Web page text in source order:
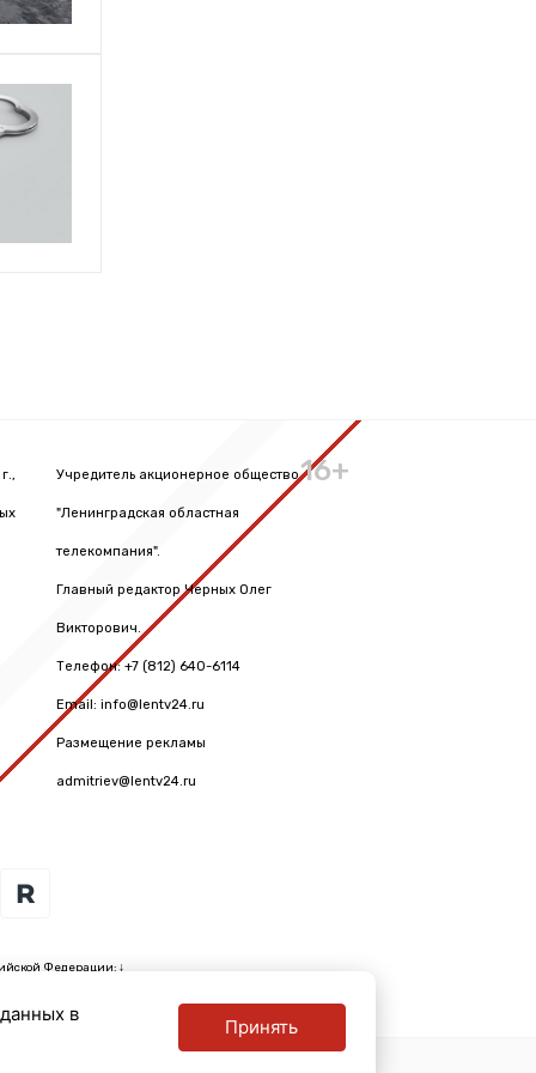
Учредитель акционерное общество
"Ленинградская областная
телекомпания".
Главный редактор Черных Олег
Викторович.
Телефон: +7 (812) 640-6114
Email: info@lentv24.ru
Размещение рекламы
admitriev@lentv24.ru
16+
Федерации: ↓
в
Принять